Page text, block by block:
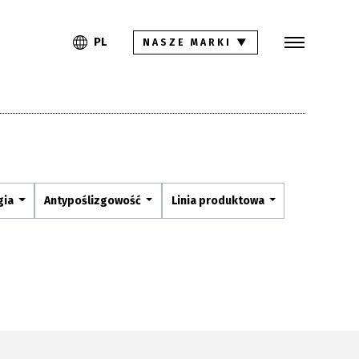
PL
PL NASZE MARKI ▼
Antypoślizgowość Linia produktowa
Inspiracje
Pliki do pobrania
Strefa architekta